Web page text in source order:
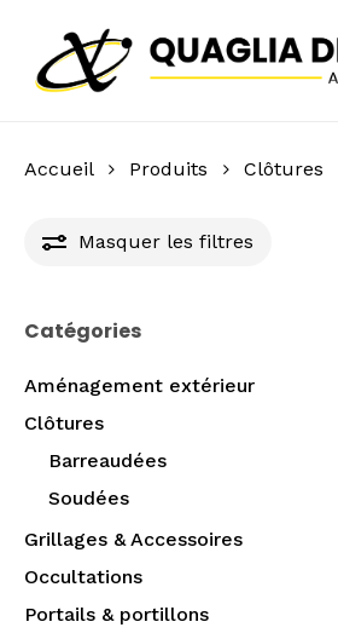
main
Accueil Produits Clôtures
Masquer les filtres
Catégories
Aménagement extérieur
Clôtures
Barreaudées
Soudées
Grillages & Accessoires
Occultations
Portails & portillons